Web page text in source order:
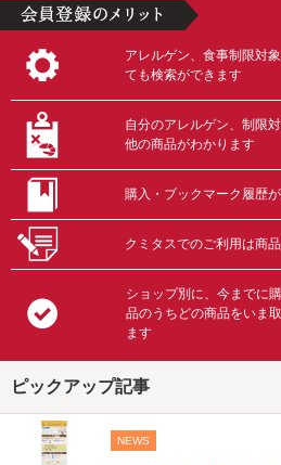
アレルゲン、食事制限対
ても検索ができます
自分のアレルゲン、制限
他の商品がわかります
購入・ブックマーク履歴
クミタスでのご利用は商
ショップ別に、今までに
品のうちどの商品をいま
ます
ピックアップ記事
NEWS